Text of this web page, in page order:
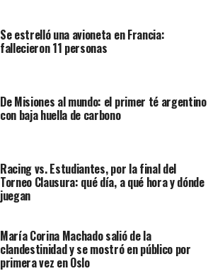
Se estrelló una avioneta en Francia:
fallecieron 11 personas
De Misiones al mundo: el primer té argentino
con baja huella de carbono
Racing vs. Estudiantes, por la final del
Torneo Clausura: qué día, a qué hora y dónde
juegan
María Corina Machado salió de la
clandestinidad y se mostró en público por
primera vez en Oslo